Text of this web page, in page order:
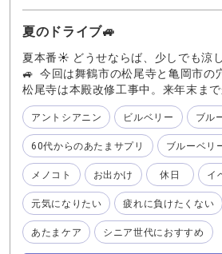
夏のドライブ🚙
夏本番☀️ どうせならば、少しでも涼
🚙 今回は舞鶴市の松尾寺と亀岡市の
松尾寺は本殿改修工事中。来年末まで
上は下より3℃ほど涼しく風が気持ち
の穴太寺へ。こちらは美しい庭園があ
リフレッシュしました✨ 今回は約
ました。 ドライブのお供はもちろん
DELUXE 』 そして 『60代からのあた
行きたい所が沢山ありますもの❣️ 舞鶴
と海の幸を美味しく頂きました♪ これ
の一つ😊 イヤ、1番の目的かな？
アントシアニン ビルベリー ブル
60代からのあたまサプリ ブルーベリ
メノコト お出かけ 休日 イ
元気になりたい 疲れに負けたくない
あたまケア シニア世代におすすめ